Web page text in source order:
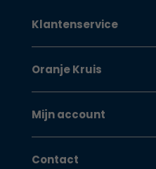
Klantenservice
Oranje Kruis
Mijn account
Contact